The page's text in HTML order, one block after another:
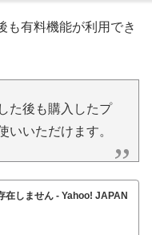
も有料機能が利用でき
た後も購入したプ
いいただけます。
在しません - Yahoo! JAPAN